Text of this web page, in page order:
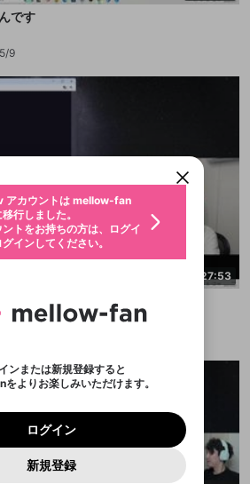
です
9
2:27:53
イクタイム広告
憩するときに、最大1分間の広告
できます。
環境によっては広告を表示すること
があります。
で快適に視聴しよう！
く受け取れます！
ル アプリで開く
新規登録
アドレスで新規登録
または
Google
Yahoo! JAPAN
。
ログイン
アドレスでログイン
または
Google
Yahoo! JAPAN
ログイン
ログイン
た方はこちら
ちですか？アカウントを作成する
アカウントは mellow-fan
行しました。
トをお持ちの方は、ログイ
インしてください。
ンまたは新規登録すると
よりお楽しみいただけます。
ログイン
新規登録
ドレスを入力し、送信してくださ
再設定する
ただいたメールアドレ
ワード再設定用URLを
ください
OK
月
変更できません。
情報はサービスの向上を目的
ます。
利用いただくには、生年月の
コードの入力
ドメイン）が受信拒否設
ないかご確認ください。
の有効期限が切れたた
レミアム会員に入会
ーザーとして報告しま
てください
現
0
ついては、利用規約に違反しているか
確認します。
用規約違反になります。
ブスクシェア
アカウントをお持ちでない方
カウントを作成
供するコミュニティーサービスで、
りがありません。Discordに関してのお
えすることができません。Discordの仕
コミュニティ特典の提供が終了する可能